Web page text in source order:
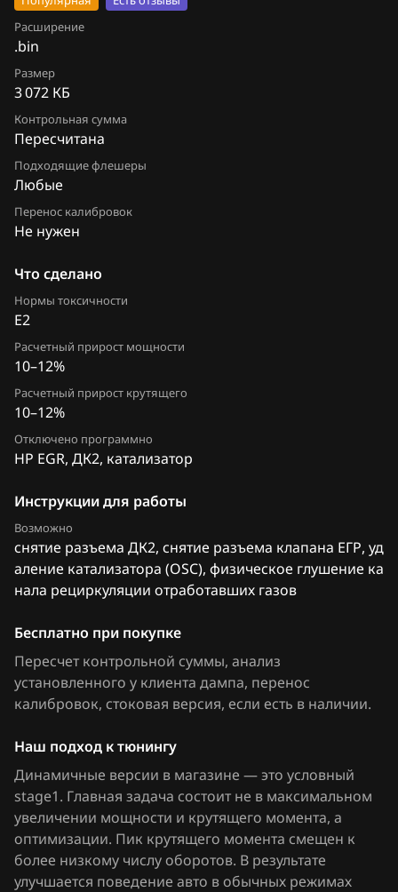
Chevrolet
Citroen
Dacia
Daewoo
Derways
Dodge
Dongfeng
Exeed
FAW
Fiat
Forthing
Foton
GAC
Geely
Genesis
GMC
Groz
Haima
Haval
Hawtai
Odyssey 2.4
Pilot 3.0
Pilot 3.5
Shuttle 1.5 Hybrid X
Stepwgn 1.5 (L15B)
Stepwgn 2.0
Vezel 1.5
Расширение
.bin
Размер
3 072 КБ
Контрольная сумма
Пересчитана
Подходящие флешеры
Любые
Перенос калибровок
Не нужен
Что сделано
Нормы токсичности
E2
Расчетный прирост мощности
10–12%
Расчетный прирост крутящего
10–12%
Отключено программно
HP EGR, ДК2, катализатор
Инструкции для работы
Возможно
снятие разъема ДК2, снятие разъема клапана ЕГР, уд
аление катализатора (OSC), физическое глушение ка
нала рециркуляции отработавших газов
Бесплатно при покупке
Пересчет контрольной суммы, анализ
установленного у клиента дампа, перенос
калибровок, стоковая версия, если есть в наличии.
Наш подход к тюнингу
Динамичные версии в магазине — это условный
stage1. Главная задача состоит не в максимальном
увеличении мощности и крутящего момента, а
оптимизации. Пик крутящего момента смещен к
более низкому числу оборотов. В результате
улучшается поведение авто в обычных режимах